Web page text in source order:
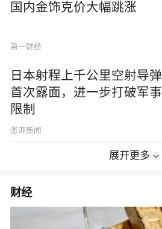
国内金饰克价大幅跳涨
第一财经
日本射程上千公里空射导弹
首次露面，进一步打破军事
限制
澎湃新闻
展开更多
财经